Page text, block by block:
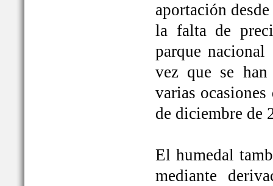
aportación
la falta de
parque
vez que se
varias
de diciembre de
El humedal
mediante